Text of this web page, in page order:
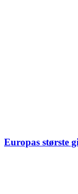
Europas største